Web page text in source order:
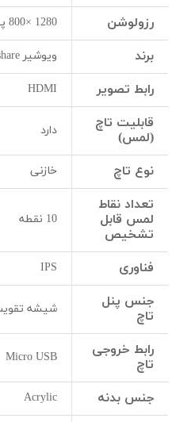
رزولوشن 1280 ×800 پیکسل
برند ویوشیر Waveshare
رابط تصویر HDMI
قابلیت تاچ
(لمس)
دارد
نوع تاچ خازنی
تعداد نقاط
لمس قابل
تشخیص
10 نقطه
فناوری IPS
جنس پنل
تاچ
شیشه
رابط خروجی
تاچ
Micro USB
جنس بدنه Acrylic